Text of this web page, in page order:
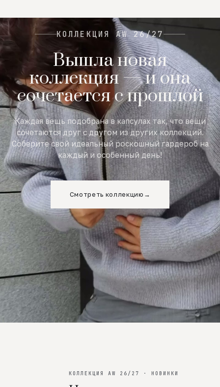
КОЛЛЕКЦИЯ AW 26/27
Вышла новая
коллекция — и она
сочетается с прошлой
Каждая вещь подобрана в капсулах так, что вещи
сочетаются друг с другом из других коллекций.
Соберите свой идеальный роскошный гардероб на
каждый и особенный день!
Смотреть коллекцию →
КОЛЛЕКЦИЯ AW 26/27 · НОВИНКИ